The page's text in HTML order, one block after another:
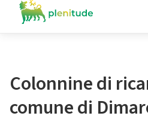
Colonnine di
comune di